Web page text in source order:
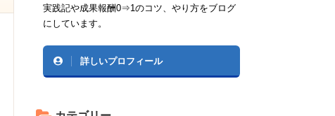
実践記や成果報酬0⇒1のコツ、やり方をブログ
にしています。
詳しいプロフィール